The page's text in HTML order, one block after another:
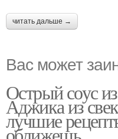
читать дальше →
Вас может
Острый соус
Аджика из
лучшие